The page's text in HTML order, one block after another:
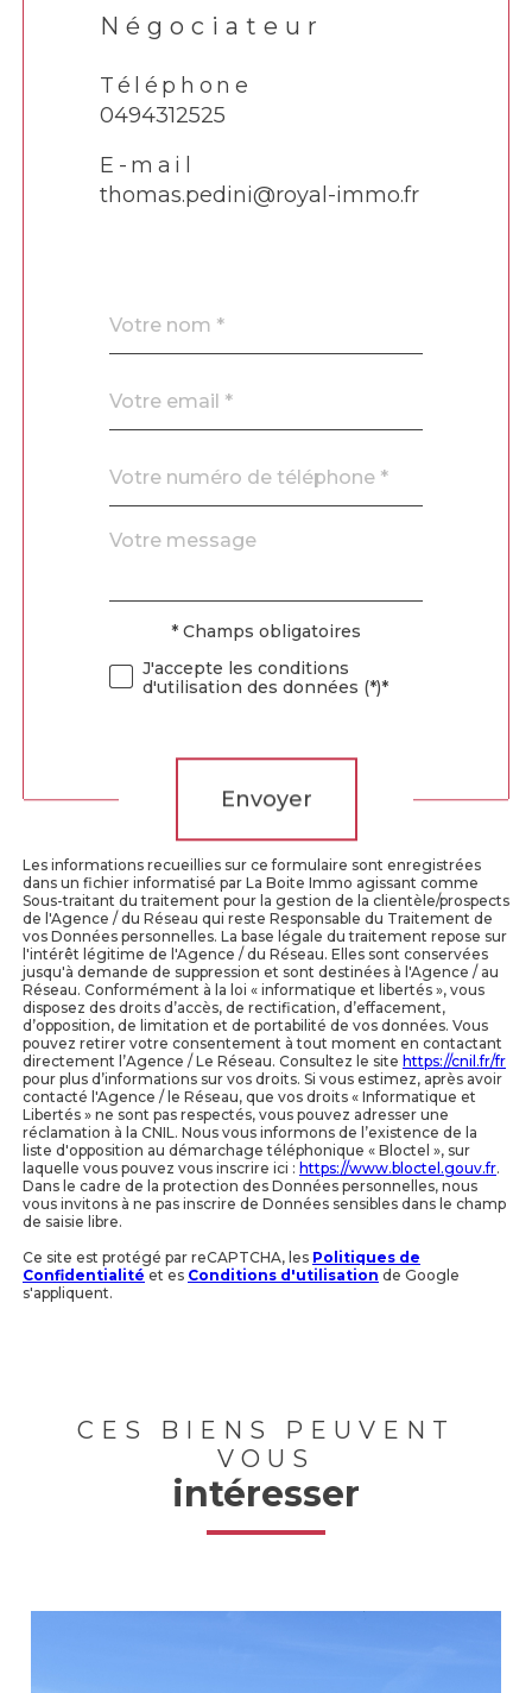
Négociateur
Téléphone
0494312525
E-mail
thomas.pedini@royal-immo.fr
par
*
*
*
Fieldset
Message
*
Validation* Champs obligatoires
J'accepte les conditions
d'utilisation des données (*)*
Envoyer
Les informations recueillies sur ce formulaire sont enregistrées
dans un fichier informatisé par La Boite Immo agissant comme
Sous-traitant du traitement pour la gestion de la clientèle/prospects
de l'Agence / du Réseau qui reste Responsable du Traitement de
vos Données personnelles. La base légale du traitement repose sur
l'intérêt légitime de l'Agence / du Réseau. Elles sont conservées
jusqu'à demande de suppression et sont destinées à l'Agence / au
Réseau. Conformément à la loi « informatique et libertés », vous
disposez des droits d’accès, de rectification, d’effacement,
d’opposition, de limitation et de portabilité de vos données. Vous
pouvez retirer votre consentement à tout moment en contactant
directement l’Agence / Le Réseau. Consultez le site https://cnil.fr/fr
pour plus d’informations sur vos droits. Si vous estimez, après avoir
contacté l'Agence / le Réseau, que vos droits « Informatique et
Libertés » ne sont pas respectés, vous pouvez adresser une
réclamation à la CNIL. Nous vous informons de l’existence de la
liste d'opposition au démarchage téléphonique « Bloctel », sur
laquelle vous pouvez vous inscrire ici : https://www.bloctel.gouv.fr.
Dans le cadre de la protection des Données personnelles, nous
vous invitons à ne pas inscrire de Données sensibles dans le champ
de saisie libre.
Ce site est protégé par reCAPTCHA, les Politiques de
Confidentialité et es Conditions d'utilisation de Google
s'appliquent.
CES BIENS PEUVENT
VOUS
intéresser